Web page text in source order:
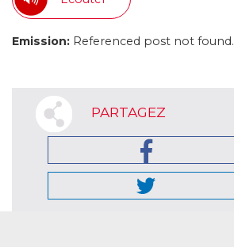
Emission: Referenced post not found.
PARTAGEZ